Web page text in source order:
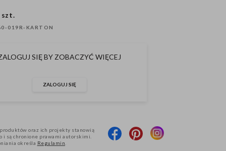
szt.
019R-KARTON
SIĘ BY ZOBACZYĆ WIĘCEJ
ZALOGUJ SIĘ
oraz ich projekty stanowią
i są chronione prawami autorskimi.
określa Regulamin